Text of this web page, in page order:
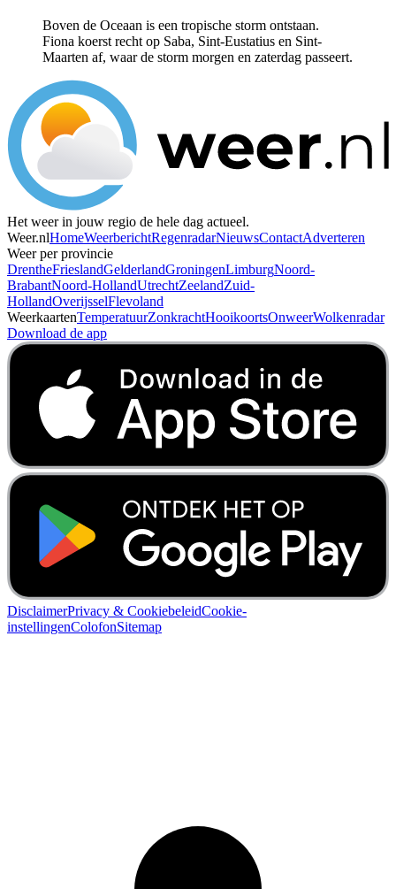
Boven de Oceaan is een tropische storm ontstaan.
Fiona koerst recht op Saba, Sint-Eustatius en Sint-
Maarten af, waar de storm morgen en zaterdag passeert.
Het weer in jouw regio de hele dag actueel.
Weer.nlHomeWeerberichtRegenradarNieuwsContactAdverteren
Weer per provincie
DrentheFrieslandGelderlandGroningenLimburgNoord-
BrabantNoord-HollandUtrechtZeelandZuid-
HollandOverijsselFlevoland
WeerkaartenTemperatuurZonkrachtHooikoortsOnweerWolkenradar
Download de app
DisclaimerPrivacy & CookiebeleidCookie-
instellingenColofonSitemap